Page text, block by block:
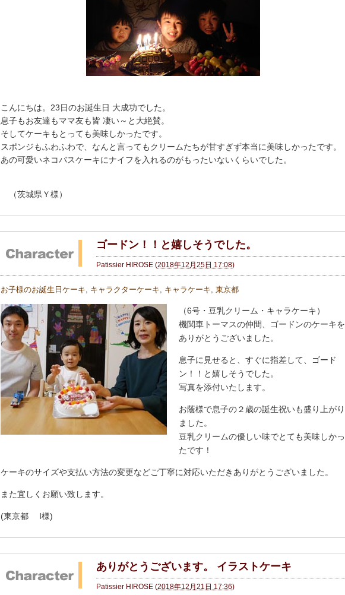
こんにちは。23日のお誕生日 大成功でした。
息子もお友達もママ友も皆 凄い～と大絶賛。
そしてケーキもとっても美味しかったです。
スポンジもふわふわで、なんと言ってもクリームたちが甘すぎず本当に美味しかったです。
あの可愛いネコバスケーキにナイフを入れるのがもったいないくらいでした。
（茨城県Ｙ様）
ゴードン！！と嬉しそうでした。
Patissier HIROSE(2018年12月25日 17:08)
お子様のお誕生日ケーキ キャラクターケーキ キャラケーキ 東京都
（6号・豆乳クリーム・キャラケーキ）
機関車トーマスの仲間、ゴードンのケーキを
ありがとうございました。
息子に見せると、すぐに指差して、ゴード
ン！！と嬉しそうでした。
写真を添付いたします。
お蔭様で息子の２歳の誕生祝いも盛り上がり
ました。
豆乳クリームの優しい味でとても美味しかっ
たです！
ケーキのサイズや支払い方法の変更などご丁寧に対応いただきありがとうございました。
また宜しくお願い致します。
(東京都 I様)
ありがとうございます。 イラストケーキ
Patissier HIROSE(2018年12月21日 17:36)